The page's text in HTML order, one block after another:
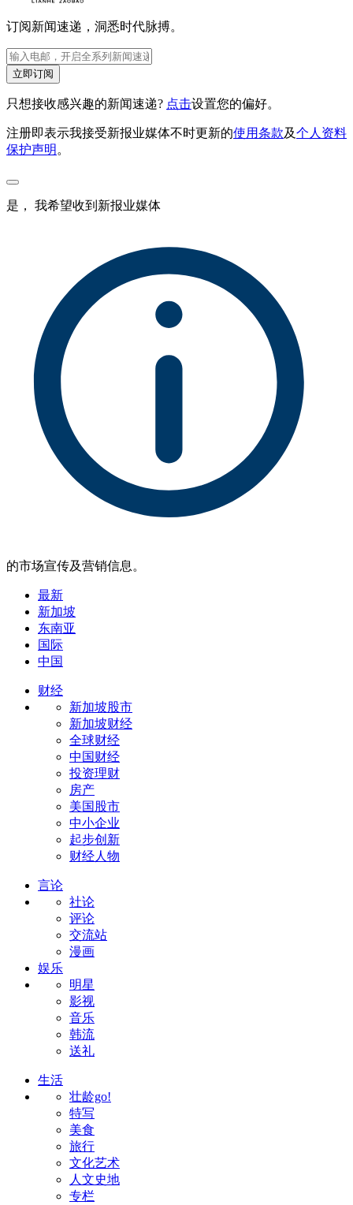
订阅新闻速递，洞悉时代脉搏。
立即订阅
只想接收感兴趣的新闻速递? 点击设置您的偏好。
注册即表示我接受新报业媒体不时更新的使用条款及个人资料
保护声明 。
是， 我希望收到新报业媒体
的市场宣传及营销信息。
最新
新加坡
东南亚
国际
中国
财经
新加坡股市
新加坡财经
全球财经
中国财经
投资理财
房产
美国股市
中小企业
起步创新
财经人物
言论
社论
评论
交流站
漫画
娱乐
明星
影视
音乐
韩流
送礼
生活
壮龄go!
特写
美食
旅行
文化艺术
人文史地
专栏